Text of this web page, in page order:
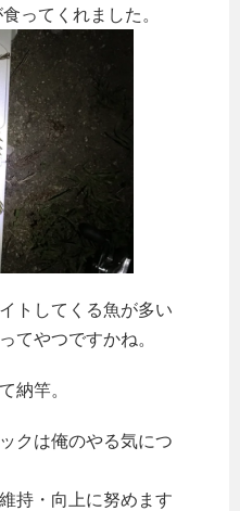
ってくれました。
トしてくる魚が多い
てやつですかね。
納竿。
クは俺のやる気につ
持・向上に努めます